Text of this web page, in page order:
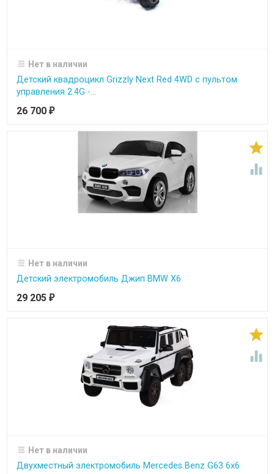
Нет в наличии
Детский квадроцикл Grizzly Next Red 4WD с пультом
управления 2.4G -...
26 700 ₽


Нет в наличии
Детский электромобиль Джип BMW X6
29 205 ₽


Нет в наличии
Двухместный электромобиль Mercedes Benz G63 6x6